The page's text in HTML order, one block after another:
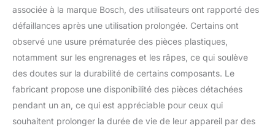
associée à la marque Bosch, des utilisateurs ont rapporté des
défaillances après une utilisation prolongée. Certains ont
observé une usure prématurée des pièces plastiques,
notamment sur les engrenages et les râpes, ce qui soulève
des doutes sur la durabilité de certains composants. Le
fabricant propose une disponibilité des pièces détachées
pendant un an, ce qui est appréciable pour ceux qui
souhaitent prolonger la durée de vie de leur appareil par des